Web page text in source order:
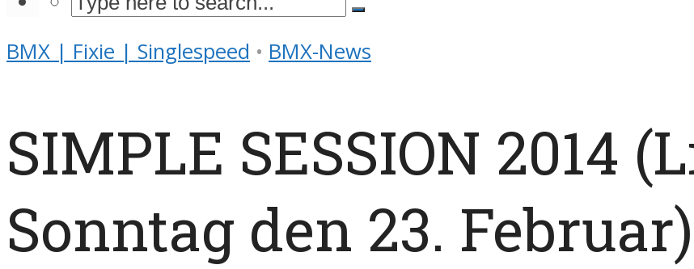
BMX | Fixie | Singlespeed • BMX-News
SIMPLE SESSION 2014
Sonntag den 23. Februar)